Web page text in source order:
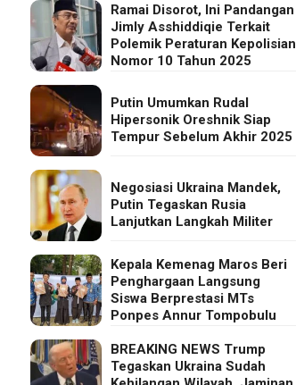
Ramai Disorot, Ini Pandangan
Jimly Asshiddiqie Terkait
Polemik Peraturan Kepolisian
Nomor 10 Tahun 2025
Putin Umumkan Rudal
Hipersonik Oreshnik Siap
Tempur Sebelum Akhir 2025
Negosiasi Ukraina Mandek,
Putin Tegaskan Rusia
Lanjutkan Langkah Militer
Kepala Kemenag Maros Beri
Penghargaan Langsung
Siswa Berprestasi MTs
Ponpes Annur Tompobulu
BREAKING NEWS Trump
Tegaskan Ukraina Sudah